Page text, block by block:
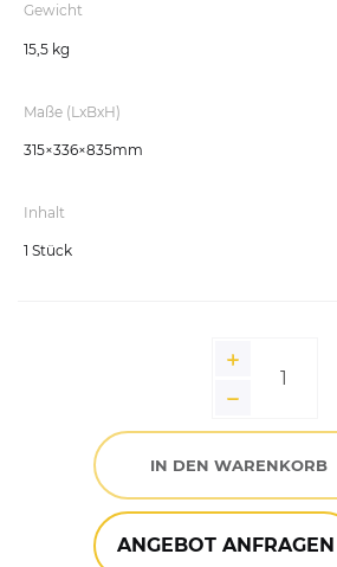
Gewicht
15,5 kg
Maße (LxBxH)
315×336×835mm
Inhalt
1 Stück
IN DEN WARENKORB
ANGEBOT ANFRAGEN